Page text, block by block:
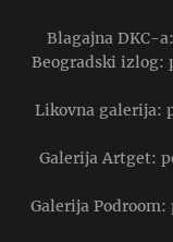
Blagajna DKC-
Beogradski izlog:
Likovna galerija:
Galerija Artget:
Galerija